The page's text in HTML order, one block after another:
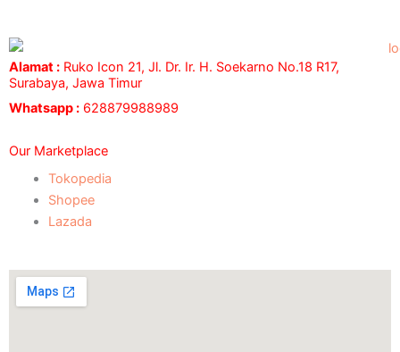
Alamat : Ruko Icon 21, Jl. Dr. Ir. H. Soekarno No.18 R17,
Surabaya, Jawa Timur
Whatsapp : 628879988989
Our Marketplace
Tokopedia
Shopee
Lazada